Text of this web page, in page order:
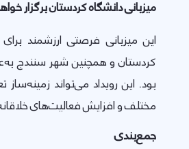
میزبانی دانشگاه کردستان برگزار
این میزبانی فرصتی ارزشمند
کردستان و همچنین شهر سنندج
بود. این رویداد می‌تواند
مختلف و افزایش فعالیت‌های
جمع‌بندی